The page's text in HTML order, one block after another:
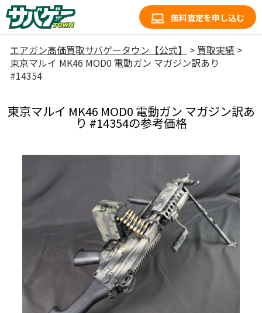
無料査定を申し込む
エアガン高価買取サバゲータウン【公式】 > 買取実績 >
東京マルイ MK46 MOD0 電動ガン マガジン訳あり
#14354
東京マルイ MK46 MOD0 電動ガン マガジン訳あ
り #14354の参考価格